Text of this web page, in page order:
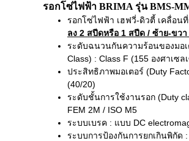
รอกโซ่ไฟฟ้า BRIMA รุ่น BMS-
รอกโซ่ไฟฟ้า เฮฟวี่-ดิวตี้ เคลื่อนที่
ลง 2 สปีดหรือ 1 สปีด / ซ้าย-ขว
ระดับฉนวนกันความร้อนของมอเ
Class) : Class F (155 องศาเซล
ประสิทธิภาพมอเตอร์ (Duty
(40/20)
ระดับชั้นการใช้งานรอก (Duty
FEM 2M / ISO M5
ระบบเบรค : แบบ DC
ระบบการป้องกันการยกเกินพิกัด :